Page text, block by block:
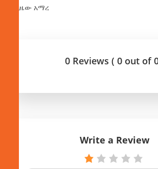
በጊዜው አማረ
0 Reviews ( 0 out of
Write a Review